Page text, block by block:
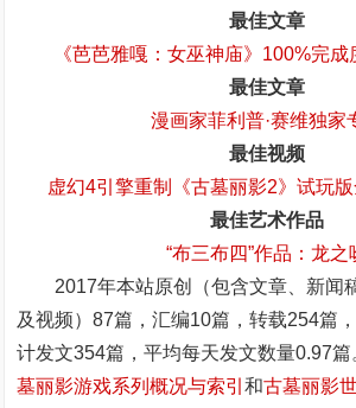
最佳文章
《芭芭雅嘎：女巫神庙》100%完
最佳文章
漫画家菲利普·赛维独家
最佳视频
虚幻4引擎重制《古墓丽影2》试玩
最佳艺术作品
“布三布四”作品：龙之
2017年本站原创（包含文章、新闻
及视频）87篇，汇编10篇，转载254篇
计发文354篇，平均每天发文数量0.97篇
墓丽影游戏系列概况与索引 和古墓丽影